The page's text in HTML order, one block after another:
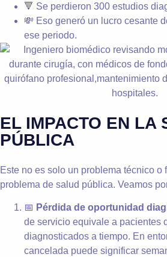
🔻 Se perdieron 300 estudios
💸 Eso generó un lucro cesante
ese periodo.
EL IMPACTO EN LA
PÚBLICA
Este no es solo un problema técnico o
problema de salud pública. Veamos
📅 Pérdida de oportunidad
de servicio equivale a pacientes
diagnosticados a tiempo. En
cancelada puede significar